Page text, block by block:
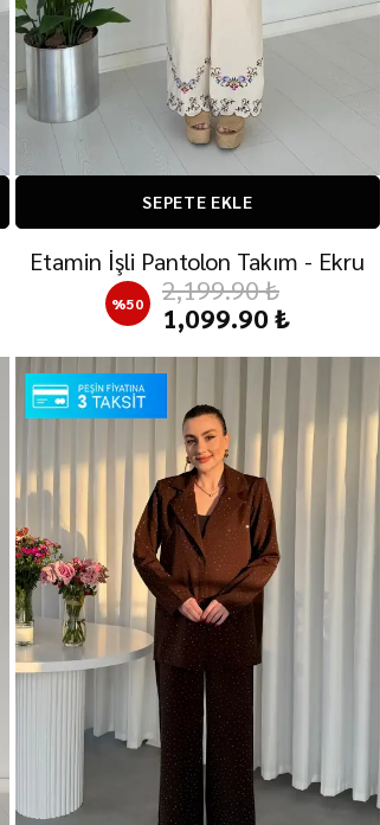
SEPETE EKLE
Etamin İşli Pantolon Takım - Ekru
%50
2,199.90 ₺
1,099.90 ₺